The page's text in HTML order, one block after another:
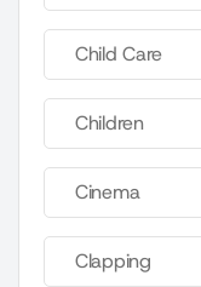
Child Care
Children
Cinema
Clapping